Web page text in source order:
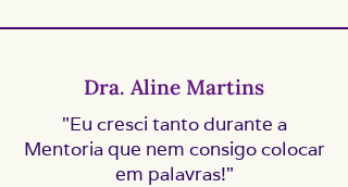
Dra. Aline Martins
"Eu cresci tanto durante a
Mentoria que nem consigo colocar
em palavras!"